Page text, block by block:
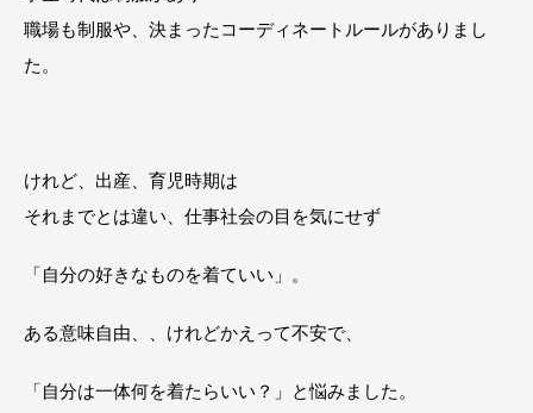
職場も制服や、決まったコーディネートルールがありまし
た。
けれど、出産、育児時期は
それまでとは違い、仕事社会の目を気にせず
「自分の好きなものを着ていい」。
ある意味自由、、けれどかえって不安で、
「自分は一体何を着たらいい？」と悩みました。